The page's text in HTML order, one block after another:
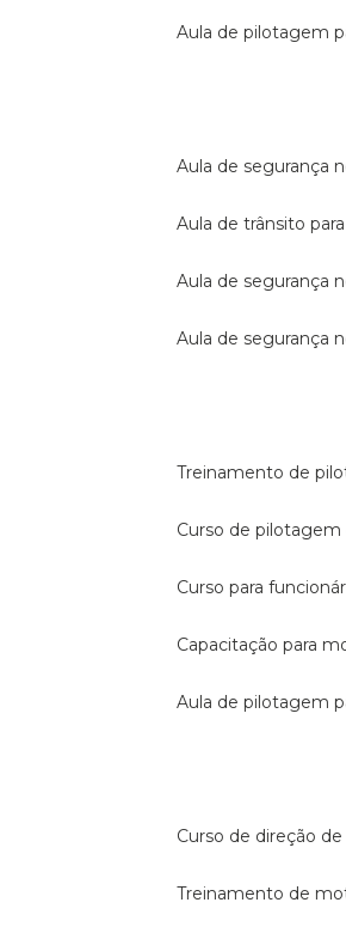
aula de pilotagem
aula de segurança
aula de trânsito
aula de segurança
aula de segurança
treinamento de
curso de
curso para
capacitação para
aula de pilotagem
curso de direção
treinamento de